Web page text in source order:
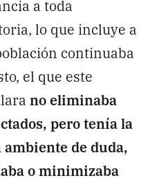
a toda
lo que incluye a
continuaba
el que este
no eliminaba
pero tenía la
de duda,
o minimizaba